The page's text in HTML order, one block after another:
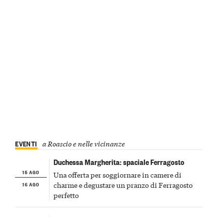
EVENTI a Roascio e nelle vicinanze
15 AGO
16 AGO
Duchessa Margherita: spaciale Ferragosto
Una offerta per soggiornare in camere di
charme e degustare un pranzo di Ferragosto
perfetto